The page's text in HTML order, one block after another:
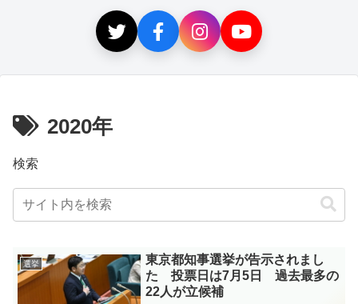
2020年
検索
選挙
東京都知事選挙が告示されまし
た 投票日は7月5日 過去最多の
22人が立候補